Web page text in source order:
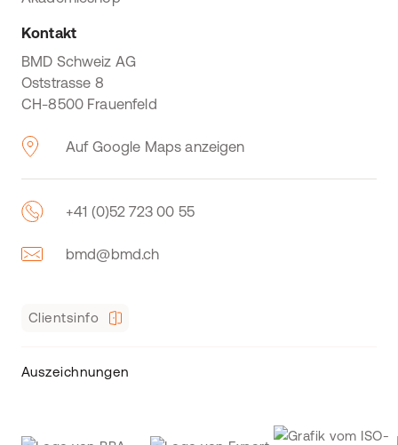
Kontakt
BMD Schweiz AG
Oststrasse 8
CH-8500 Frauenfeld
Auf Google Maps anzeigen
+41 (0)52 723 00 55
bmd@bmd.ch
Clientsinfo
Auszeichnungen